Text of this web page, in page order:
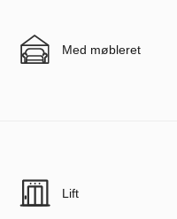
Med møbleret
Lift